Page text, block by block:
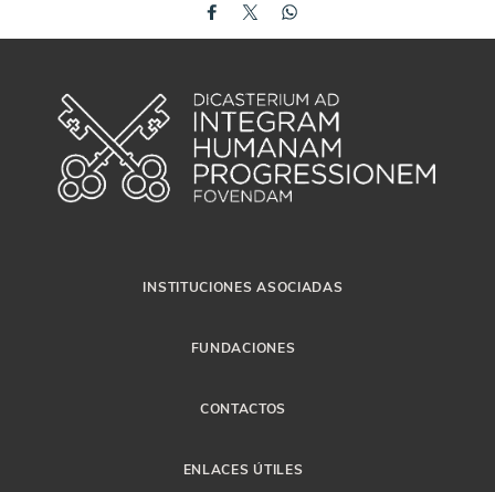
INSTITUCIONES ASOCIADAS
FUNDACIONES
CONTACTOS
ENLACES ÚTILES